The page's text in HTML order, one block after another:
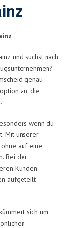
und suchst nach
genau
an, die
wenn du
Mit unserer
auf eine
Bei der
Kunden
aufgeteilt
sich um